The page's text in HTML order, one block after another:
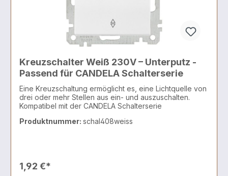
Kreuzschalter Weiß 230V – Unterputz -
Passend für CANDELA Schalterserie
Eine Kreuzschaltung ermöglicht es, eine Lichtquelle von
drei oder mehr Stellen aus ein- und auszuschalten.
Kompatibel mit der CANDELA Schalterserie
Produktnummer: schal408weiss
1,92 €*